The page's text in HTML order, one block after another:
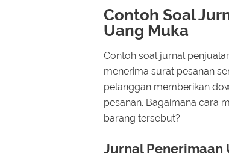
Contoh Soal
Uang Muka
Contoh soal jurnal
menerima surat pesanan
pelanggan memberikan
pesanan. Bagaimana cara
barang tersebut?
Jurnal Penerimaan